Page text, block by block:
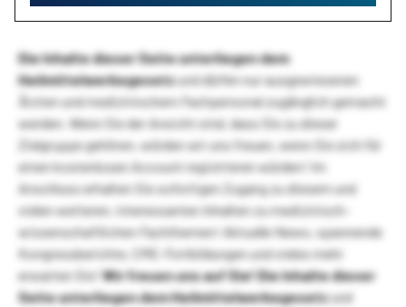
Die Inhalte dieser Seite unterliegen dem
Heilmittelwerbegesetzund dürfen nur ausgewiesenen
Ärzten und medizinischem Fachpersonal zugänglich gemacht
werden. Wenn Sie der Ansicht sind, dass Sie zu dieser
Zielgruppe gehören, würden wir uns freuen, wenn Sie sich für
einen kostenlosen Account registrieren würden! Im
Anschluss erhalten Sie sofortigen Zugang zu diesem und
vielen weiteren, interessanten Inhalten zu medizinisch-
wissenschaftlichen Fachthemen! Aktuelle News, spannende
Kongressberichte, CME-Fortbildungen und vieles mehr
erwarten Sie!Wir freuen uns auf Sie!Die Inhalte dieser
Seite unterliegen dem Heilmittelwerbegesetzund